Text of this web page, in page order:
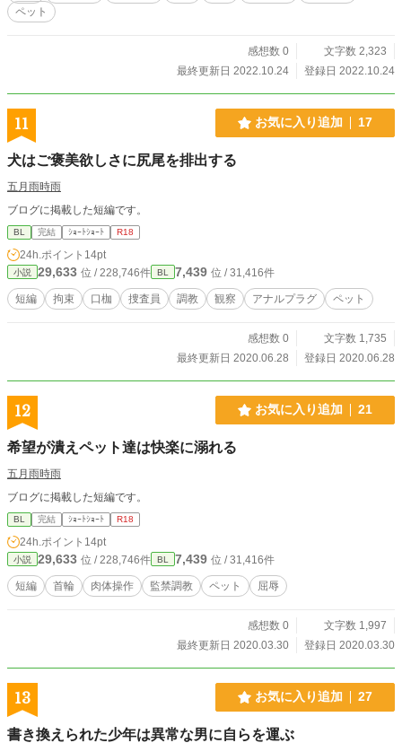
ペット
感想数 0
文字数 2,323
最終更新日 2022.10.24
登録日 2022.10.24
11 お気に入り追加 17
犬はご褒美欲しさに尻尾を排出する
五月雨時雨
ブログに掲載した短編です。
BL 完結 ｼｮｰﾄｼｮｰﾄ R18
24h.ポイント 14pt
小説 29,633 位 / 228,746件 BL 7,439 位 / 31,416件
短編 拘束 口枷 捜査員 調教 観察 アナルプラグ ペット
感想数 0
文字数 1,735
最終更新日 2020.06.28
登録日 2020.06.28
12 お気に入り追加 21
希望が潰えペット達は快楽に溺れる
五月雨時雨
ブログに掲載した短編です。
BL 完結 ｼｮｰﾄｼｮｰﾄ R18
24h.ポイント 14pt
小説 29,633 位 / 228,746件 BL 7,439 位 / 31,416件
短編 首輪 肉体操作 監禁調教 ペット 屈辱
感想数 0
文字数 1,997
最終更新日 2020.03.30
登録日 2020.03.30
13 お気に入り追加 27
書き換えられた少年は異常な男に自らを運ぶ